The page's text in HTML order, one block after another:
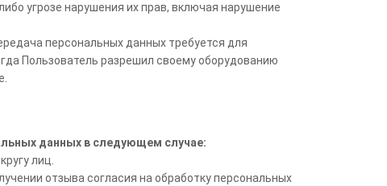
угрозе нарушения их прав, включая нарушение
персональных данных требуется для
Пользователь разрешил своему оборудованию
данных в следующем случае:
лиц.
отзыва согласия на обработку персональных